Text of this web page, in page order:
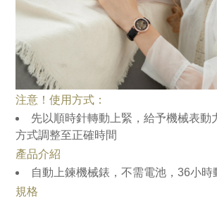
注意！使用方式：
先以順時針轉動上緊，給予機械表動
方式調整至正確時間
產品介紹
自動上鍊機械錶，不需電池，36小時
規格